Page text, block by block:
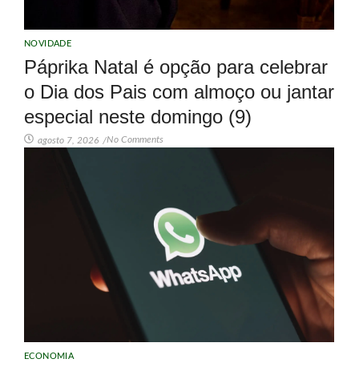
NOVIDADE
Páprika Natal é opção para celebrar
o Dia dos Pais com almoço ou jantar
especial neste domingo (9)
agosto 7, 2026 /No Comments
ECONOMIA